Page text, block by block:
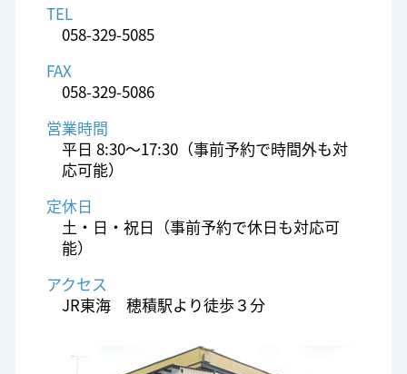
TEL
058-329-5085
FAX
058-329-5086
営業時間
平日 8:30～17:30（事前予約で時間外も対
応可能）
定休日
土・日・祝日（事前予約で休日も対応可
能）
アクセス
JR東海 穂積駅より徒歩３分